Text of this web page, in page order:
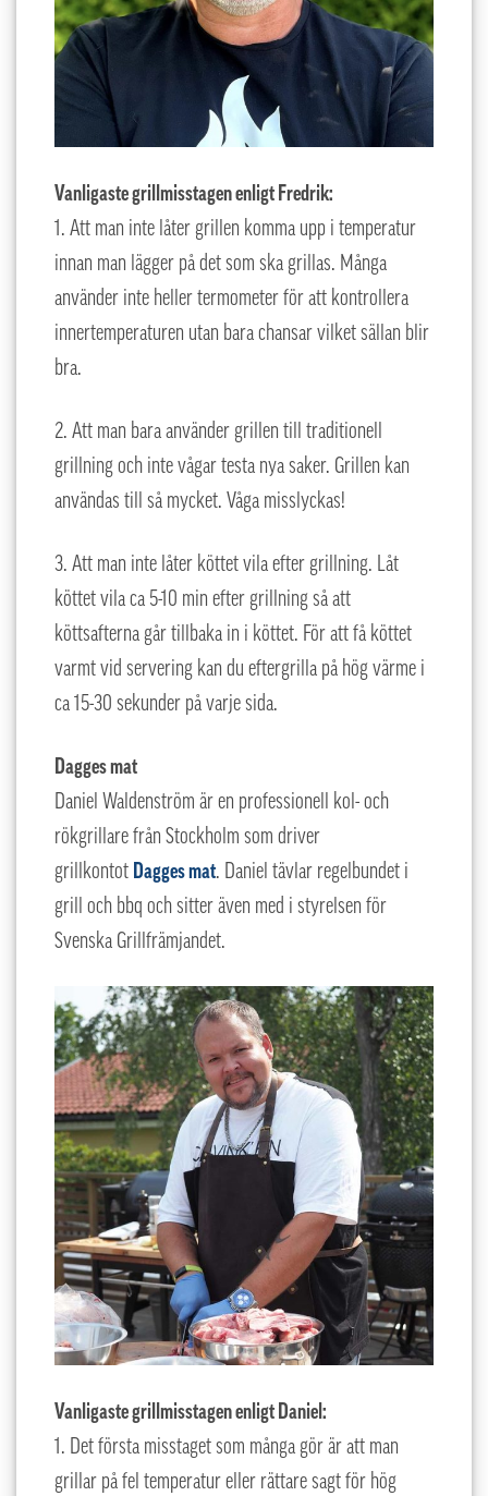
Vanligaste grillmisstagen enligt Fredrik:
1. Att man inte låter grillen komma upp i temperatur
innan man lägger på det som ska grillas. Många
använder inte heller termometer för att kontrollera
innertemperaturen utan bara chansar vilket sällan blir
bra.
2. Att man bara använder grillen till traditionell
grillning och inte vågar testa nya saker. Grillen kan
användas till så mycket. Våga misslyckas!
3. Att man inte låter köttet vila efter grillning. Låt
köttet vila ca 5-10 min efter grillning så att
köttsafterna går tillbaka in i köttet. För att få köttet
varmt vid servering kan du eftergrilla på hög värme i
ca 15-30 sekunder på varje sida.
Dagges mat
Daniel Waldenström är en professionell kol- och
rökgrillare från Stockholm som driver
grillkontot Dagges mat. Daniel tävlar regelbundet i
grill och bbq och sitter även med i styrelsen för
Svenska Grillfrämjandet.
Vanligaste grillmisstagen enligt Daniel:
1. Det första misstaget som många gör är att man
grillar på fel temperatur eller rättare sagt för hög